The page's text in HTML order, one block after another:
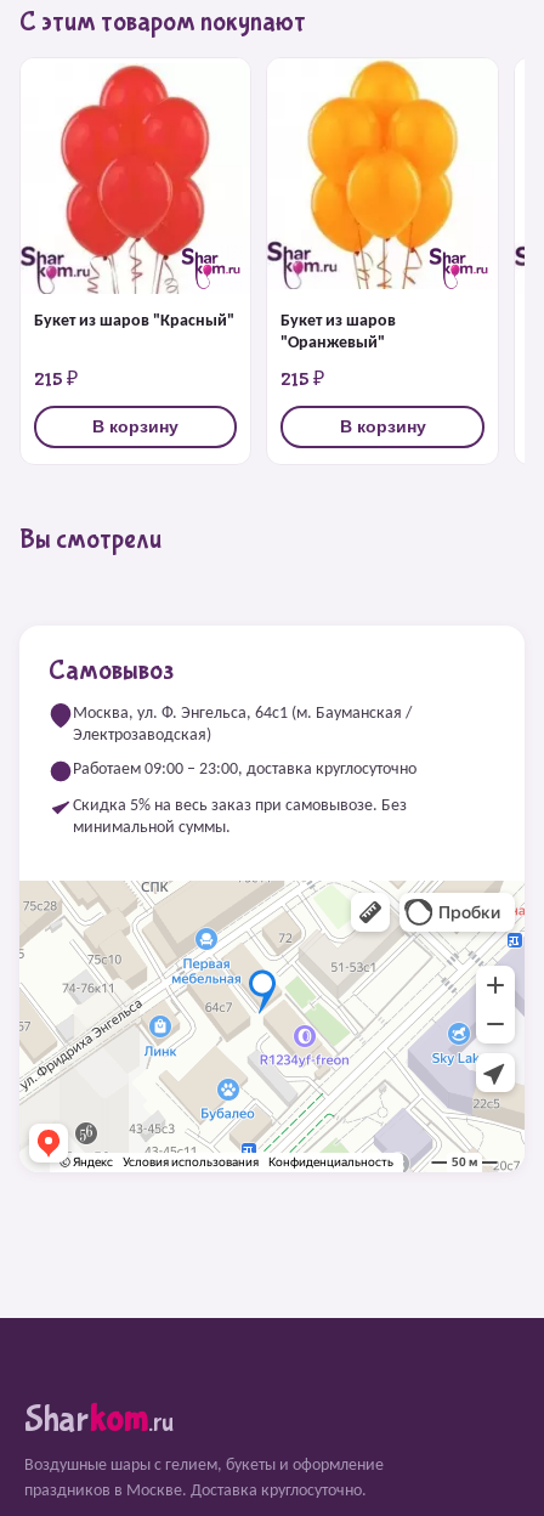
С этим товаром покупают
Букет из шаров "Красный"
215 ₽
В корзину
Букет из шаров
"Оранжевый"
215 ₽
В корзину
Вы смотрели
Самовывоз
Москва, ул. Ф. Энгельса, 64с1 (м. Бауманская /
Электрозаводская)
Работаем 09:00 – 23:00, доставка круглосуточно
Скидка 5% на весь заказ при самовывозе. Без
минимальной суммы.
Sharkom.ru
Воздушные шары с гелием, букеты и оформление
праздников в Москве. Доставка круглосуточно.